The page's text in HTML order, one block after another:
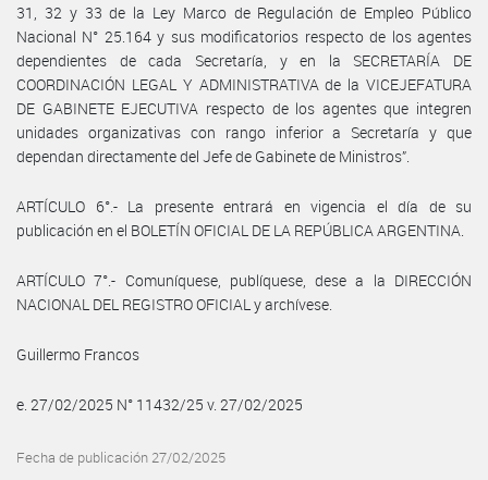
31, 32 y 33 de la Ley Marco de Regulación de Empleo Público
Nacional N° 25.164 y sus modificatorios respecto de los agentes
dependientes de cada Secretaría, y en la SECRETARÍA DE
COORDINACIÓN LEGAL Y ADMINISTRATIVA de la VICEJEFATURA
DE GABINETE EJECUTIVA respecto de los agentes que integren
unidades organizativas con rango inferior a Secretaría y que
dependan directamente del Jefe de Gabinete de Ministros”.
ARTÍCULO 6°.- La presente entrará en vigencia el día de su
publicación en el BOLETÍN OFICIAL DE LA REPÚBLICA ARGENTINA.
ARTÍCULO 7°.- Comuníquese, publíquese, dese a la DIRECCIÓN
NACIONAL DEL REGISTRO OFICIAL y archívese.
Guillermo Francos
e. 27/02/2025 N° 11432/25 v. 27/02/2025
Fecha de publicación 27/02/2025